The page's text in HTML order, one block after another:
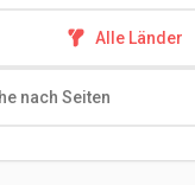
Meine GruppenAlle Länder